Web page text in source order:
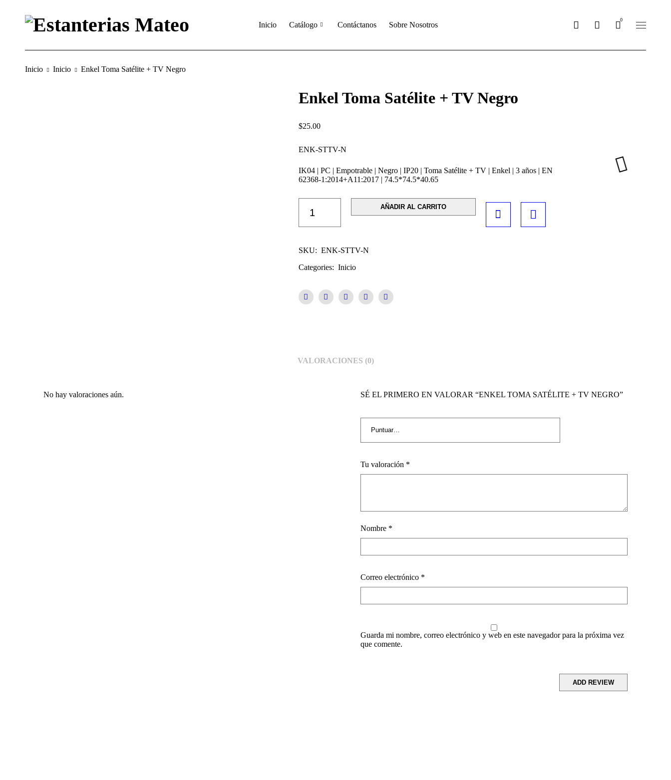
Inicio Catálogo Contáctanos Sobre Nosotros
0
Inicio Inicio Enkel Toma Satélite + TV Negro
Enkel Toma Satélite + TV Negro
$25.00
ENK-STTV-N
IK04 | PC | Empotrable | Negro | IP20 | Toma Satélite + TV | Enkel | 3 años | EN
62368-1:2014+A11:2017 | 74.5*74.5*40.65
AÑADIR AL CARRITO
SKU: ENK-STTV-N
Categories: Inicio
VALORACIONES (0)
No hay valoraciones aún. SÉ EL PRIMERO EN VALORAR “ENKEL TOMA SATÉLITE + TV NEGRO”
Tu valoración *
Nombre *
Correo electrónico *
Guarda mi nombre, correo electrónico y web en este navegador para la próxima vez
que comente.